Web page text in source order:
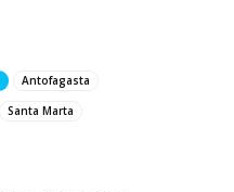
Antofagasta
Santa Marta